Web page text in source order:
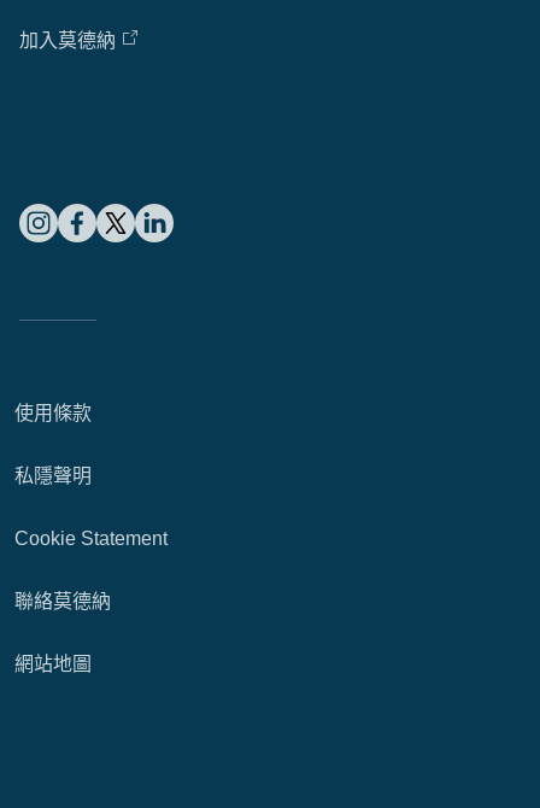
加入莫德納
使用條款
私隱聲明
Cookie Statement
聯絡莫德納
網站地圖